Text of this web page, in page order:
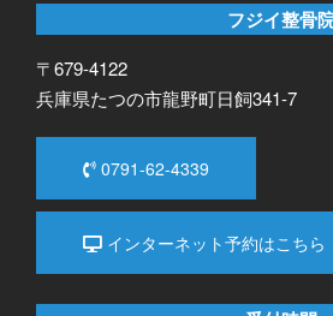
フジイ整骨
〒679-4122
兵庫県たつの市龍野町日飼341-7
0791-62-4339
インターネット予約はこちら